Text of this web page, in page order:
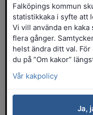
Problem
Falköpings
I Falköpings
många fåglar,
fastighetsägare
med fågelskrik
Falköpings kommun
statistikkaka i syfte att
Vi vill använda en
flera gånger.
helst ändra ditt val.
du på ”Om kakor”
Vår kakpolicy
Ja,